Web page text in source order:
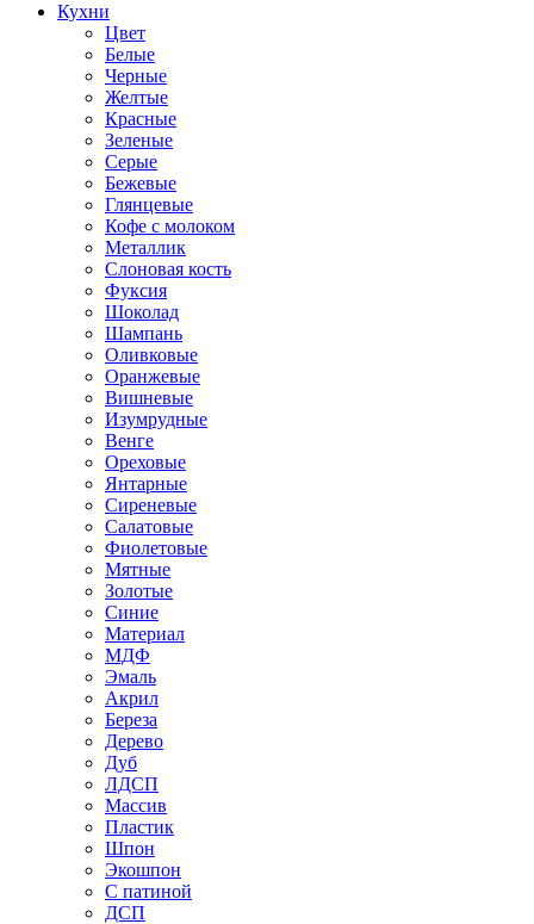
Кухни
Цвет
Белые
Черные
Желтые
Красные
Зеленые
Серые
Бежевые
Глянцевые
Кофе с молоком
Металлик
Слоновая кость
Фуксия
Шоколад
Шампань
Оливковые
Оранжевые
Вишневые
Изумрудные
Венге
Ореховые
Янтарные
Сиреневые
Салатовые
Фиолетовые
Мятные
Золотые
Синие
Материал
МДФ
Эмаль
Акрил
Береза
Дерево
Дуб
ЛДСП
Массив
Пластик
Шпон
Экошпон
С патиной
ДСП